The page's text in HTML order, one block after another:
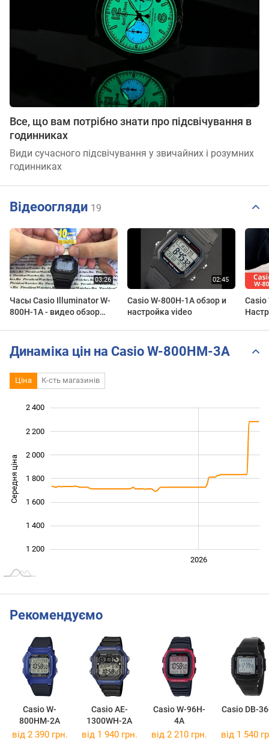
Все, що вам потрібно знати про підсвічування в
годинниках
Види сучасного підсвічування у звичайних і розумних
годинниках
Відеоогляди 19
Часы Casio Illuminator W-
800H-1A - видео обзор
Casio W-800H-1A обзор и
настройка video
Casio
Динаміка цін на Casio W-800HM-3A
Ціна К-сть магазинів
Середня ціна 1 200
1 200
1 400
1 600
1 800
2 000
2 200
2 400
2026
Рекомендуємо
Casio W-
800HM-2A
Casio AE-
1300WH-2A
Casio W-96H-
4A
Casio DB-
від 2 390 грн. від 1 940 грн. від 2 210 грн. від 1 540